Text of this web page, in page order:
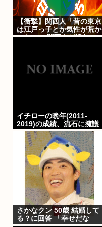
【衝撃】関西人「昔の東京
は江戸っ子とか気性が荒か
った」 ←関西人が近年こ
イチローの晩年(2011-
2019)の成績、流石に擁護
できないwww
さかなクン 50歳 結婚して
る？に回答 「幸せだな